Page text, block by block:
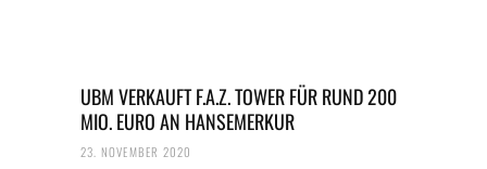
UBM VERKAUFT F.A.Z. TOWER FÜR RUND 200
MIO. EURO AN HANSEMERKUR
23. NOVEMBER 2020